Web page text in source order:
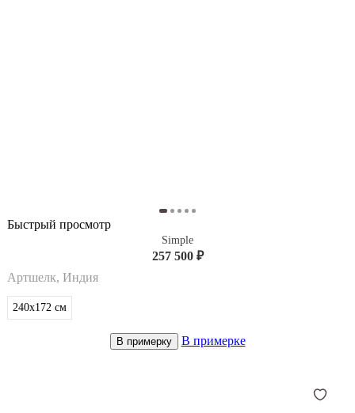
Быстрый просмотр
Simple
257 500 ₽
Артшелк, Индия
240x172 см
В примерку В примерке